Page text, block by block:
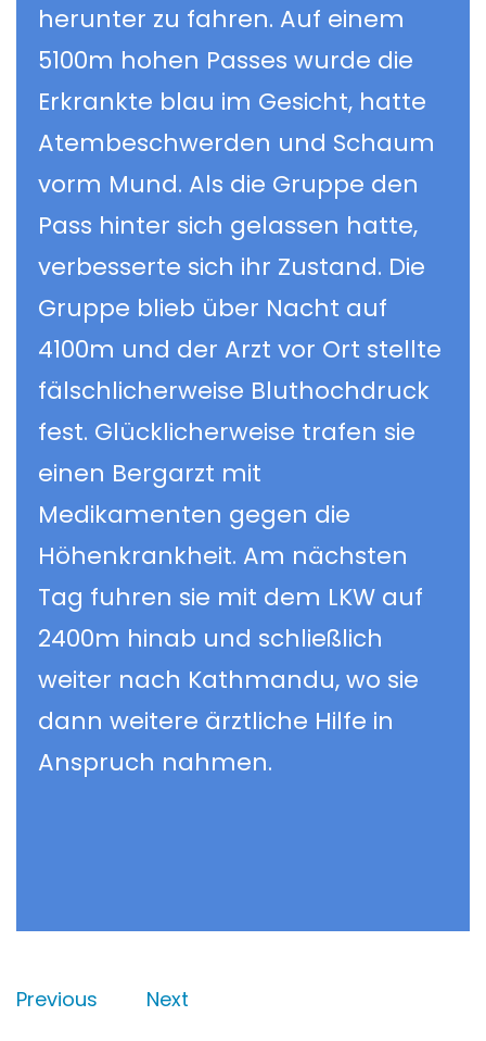
herunter zu fahren. Auf einem
5100m hohen Passes wurde die
Erkrankte blau im Gesicht, hatte
Atembeschwerden und Schaum
vorm Mund. Als die Gruppe den
Pass hinter sich gelassen hatte,
verbesserte sich ihr Zustand. Die
Gruppe blieb über Nacht auf
4100m und der Arzt vor Ort stellte
fälschlicherweise Bluthochdruck
fest. Glücklicherweise trafen sie
einen Bergarzt mit
Medikamenten gegen die
Höhenkrankheit. Am nächsten
Tag fuhren sie mit dem LKW auf
2400m hinab und schließlich
weiter nach Kathmandu, wo sie
dann weitere ärztliche Hilfe in
Anspruch nahmen.
Previous Next